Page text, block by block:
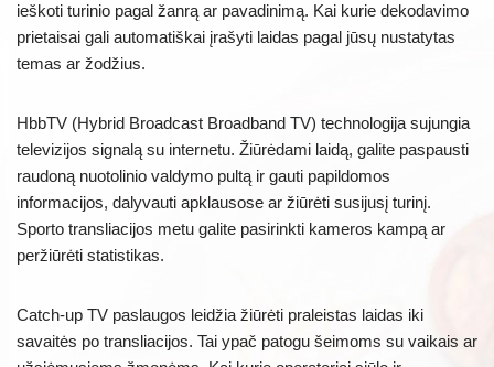
ieškoti turinio pagal žanrą ar pavadinimą. Kai kurie dekodavimo
prietaisai gali automatiškai įrašyti laidas pagal jūsų nustatytas
temas ar žodžius.
HbbTV (Hybrid Broadcast Broadband TV) technologija sujungia
televizijos signalą su internetu. Žiūrėdami laidą, galite paspausti
raudoną nuotolinio valdymo pultą ir gauti papildomos
informacijos, dalyvauti apklausose ar žiūrėti susijusį turinį.
Sporto transliacijos metu galite pasirinkti kameros kampą ar
peržiūrėti statistikas.
Catch-up TV paslaugos leidžia žiūrėti praleistas laidas iki
savaitės po transliacijos. Tai ypač patogu šeimoms su vaikais ar